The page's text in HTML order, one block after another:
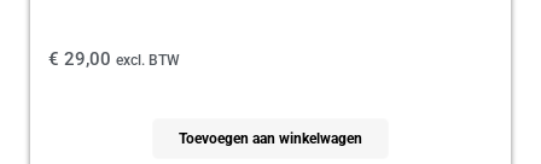
€ 29,00 excl. BTW
Toevoegen aan winkelwagen